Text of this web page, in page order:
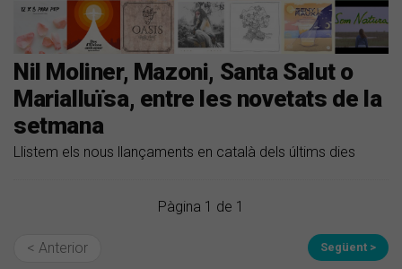
Nil Moliner, Mazoni, Santa Salut o
Marialluïsa, entre les novetats de la
setmana
Llistem els nous llançaments en català dels últims dies
Pàgina 1 de 1
< Anterior Següent >